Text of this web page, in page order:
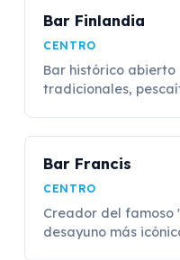
Bar Finlandia
CENTRO
Bar histórico abierto
tradicionales,
Bar Francis
CENTRO
Creador del famoso
desayuno más